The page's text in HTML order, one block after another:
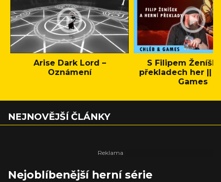
Arise Dark Lord –
Oznámení
S Filipem
překladech her ||
Games
NEJNOVĚJŠÍ ČLÁNKY
Nejoblíbenější herní série